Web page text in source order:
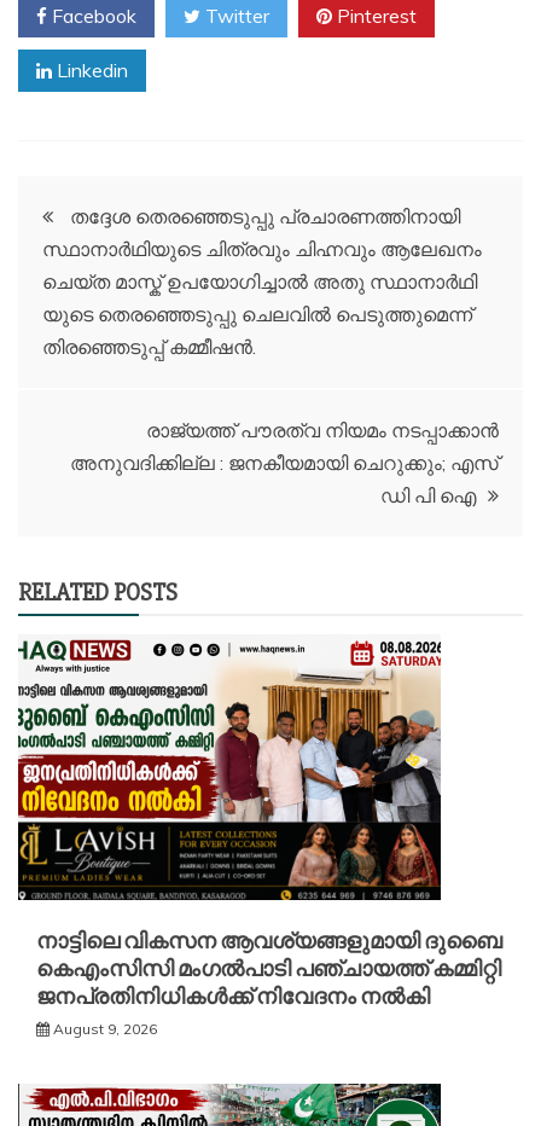
Facebook Twitter Pinterest
Linkedin
Post
navigation
ത​ദ്ദേ​ശ തെ​ര​ഞ്ഞെ​ടു​പ്പു പ്ര​ചാ​ര​ണ​ത്തി​നാ​യി
സ്ഥാ​നാ​ര്‍​ഥി​യു​ടെ ചി​ത്ര​വും ചി​ഹ്ന​വും ആ​ലേ​ഖ​നം
ചെ​യ്ത മാ​സ്ക് ഉ​പ​യോ​ഗി​ച്ചാ​ല്‍ അ​തു സ്ഥാ​നാ​ര്‍​ഥി​
യു​ടെ തെ​ര​ഞ്ഞെ​ടു​പ്പു ചെ​ല​വി​ല്‍ പെ​ടു​ത്തുമെന്ന്
തിരഞ്ഞെടുപ്പ് കമ്മീഷന്‍.
രാജ്യത്ത് പൗരത്വ നിയമം നടപ്പാക്കാന്‍
അനുവദിക്കില്ല : ജനകീയമായി ചെറുക്കും; എസ്
ഡി പി ഐ
RELATED POSTS
നാട്ടിലെ വികസന ആവശ്യങ്ങളുമായി ദുബൈ
കെഎംസിസി മംഗൽപാടി പഞ്ചായത്ത് കമ്മിറ്റി
ജനപ്രതിനിധികൾക്ക് നിവേദനം നൽകി
August 9, 2026